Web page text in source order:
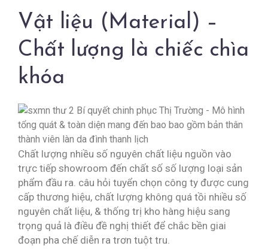
Vật liệu (Material) –
Chất lượng là chiếc chìa
khóa
Chất lượng nhiều số nguyên chất liệu nguồn vào
trực tiếp showroom đến chất số số lượng loại sản
phẩm đầu ra. câu hỏi tuyển chọn công ty được cung
cấp thương hiệu, chất lượng không quá tồi nhiều số
nguyên chất liệu, & thống trị kho hàng hiệu sang
trọng quả là điều đề nghị thiết để chắc bền giai
đoạn pha chế diễn ra trơn tuột tru.